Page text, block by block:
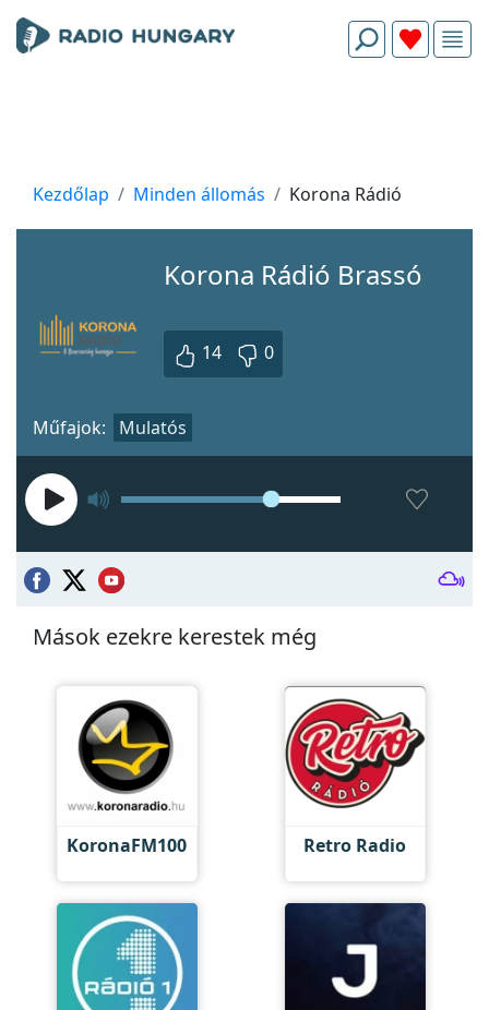
Kezdőlap Minden állomás Korona Rádió
Korona Rádió Brassó
14 0
Műfajok: Mulatós
Mások ezekre kerestek még
KoronaFM100 Retro Radio